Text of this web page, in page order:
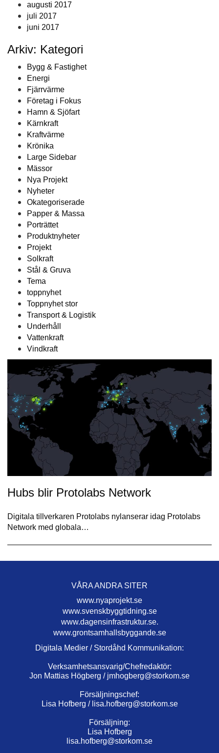
augusti 2017
juli 2017
juni 2017
Arkiv: Kategori
Bygg & Fastighet
Energi
Fjärrvärme
Företag i Fokus
Hamn & Sjöfart
Kärnkraft
Kraftvärme
Krönika
Large Sidebar
Mässor
Nya Projekt
Nyheter
Okategoriserade
Papper & Massa
Porträttet
Produktnyheter
Projekt
Solkraft
Stål & Gruva
Tema
toppnyhet
Toppnyhet stor
Transport & Logistik
Underhåll
Vattenkraft
Vindkraft
Hubs blir Protolabs Network
Digitala tillverkaren Protolabs nylanserar idag Protolabs
Network med globala…
VÅRA ANDRA SITER
www.nyaprojekt.se
www.svenskbyggtidning.se
www.dagensinfrastruktur.se.
www.grontsamhallsbyggande.se
Digitala Medier / Stordåhd Kommunikation:
Verksamhetsansvarig/Chefredaktör:
Jon Mattias Högberg / jmhogberg@storkom.se
Försäljningschef:
Lisa Hofberg / lisa.hofberg@storkom.se
Försäljning:
Lisa Hofberg
lisa.hofberg@storkom.se